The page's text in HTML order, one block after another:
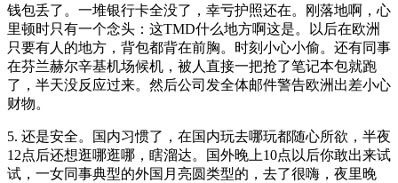
钱包丢了。一堆银行卡全没了，幸亏护照还在。刚落地啊，心
里顿时只有一个念头：这TMD什么地方啊这是。以后在欧洲
只要有人的地方，背包都背在前胸。时刻小心小偷。还有同事
在芬兰赫尔辛基机场候机，被人直接一把抢了笔记本包就跑
了，半天没反应过来。然后公司发全体邮件警告欧洲出差小心
财物。
5. 还是安全。国内习惯了，在国内玩去哪玩都随心所欲，半夜
12点后还想逛哪逛哪，瞎溜达。国外晚上10点以后你敢出来试
试，一女同事典型的外国月亮圆类型的，去了很嗨，夜里晚